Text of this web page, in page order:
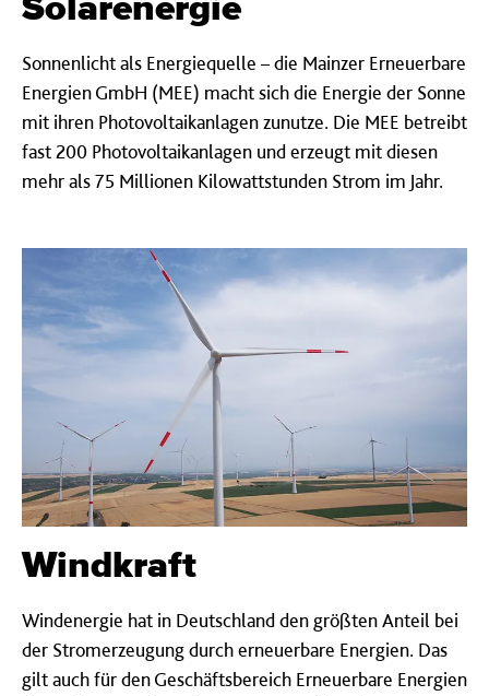
Solar­energie
Sonnenlicht als Energiequelle – die Mainzer Erneuerbare
Energien GmbH (MEE) macht sich die Energie der Sonne
mit ihren Photovoltaikanlagen zunutze. Die MEE betreibt
fast 200 Photovoltaikanlagen und erzeugt mit diesen
mehr als 75 Millionen Kilowattstunden Strom im Jahr.
Wind­kraft
Windenergie hat in Deutschland den größten Anteil bei
der Stromerzeugung durch erneuerbare Energien. Das
gilt auch für den Geschäftsbereich Erneuerbare Energien